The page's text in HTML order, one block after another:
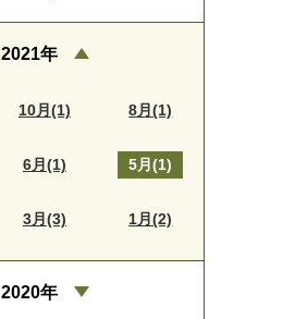
2021年
10月(1) 8月(1)
6月(1) 5月(1)
3月(3) 1月(2)
2020年